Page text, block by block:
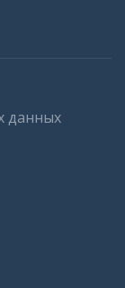
данных